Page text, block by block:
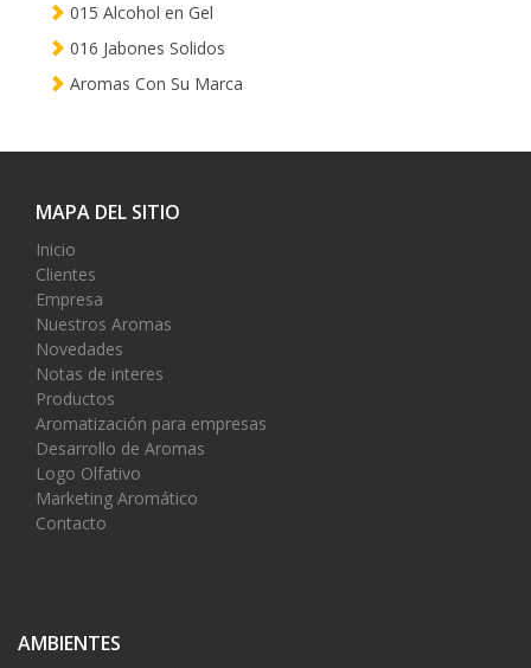
015 Alcohol en Gel
016 Jabones Solidos
Aromas Con Su Marca
MAPA DEL SITIO
Inicio
Clientes
Empresa
Nuestros Aromas
Novedades
Notas de interes
Productos
Aromatización para empresas
Desarrollo de Aromas
Logo Olfativo
Marketing Aromático
Contacto
AMBIENTES